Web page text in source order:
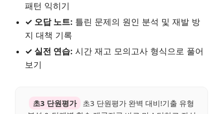
패턴 익히기
✓ 오답 노트: 틀린 문제의 원인 분석 및 재발 방
지 대책 기록
✓ 실전 연습: 시간 재고 모의고사 형식으로 풀어
보기
초3 단원평가
초3 단원평가 완벽 대비!기출 유형